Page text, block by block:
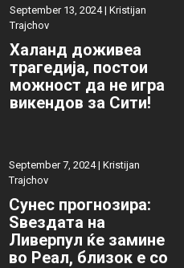
September 13, 2024 | Kristijan
Trajchov
Халанд доживеа
трагедија, постои
можност да не игра
викендов за Сити!
September 7, 2024 | Kristijan
Trajchov
Сунес прогнозира:
Ѕвездата на
Ливерпул ќе замине
во Реал, близок е со